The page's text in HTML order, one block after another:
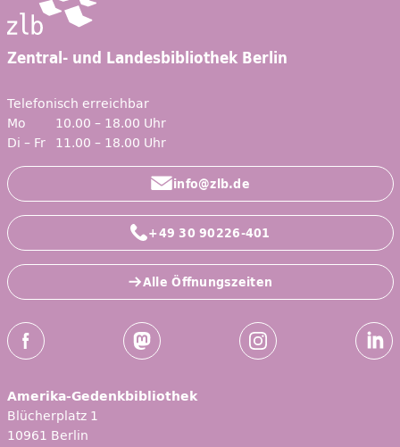
Zentral- und Landesbibliothek Berlin
Telefonisch erreichbar
Mo
10.00 – 18.00 Uhr
Di – Fr 11.00 – 18.00 Uhr
info@zlb.de
+49 30 90226-401
Alle Öffnungszeiten
Social-Media Kanäle der ZLB
Facebook Mastodon Instagram
Amerika-Gedenkbibliothek
Blücherplatz 1
10961 Berlin